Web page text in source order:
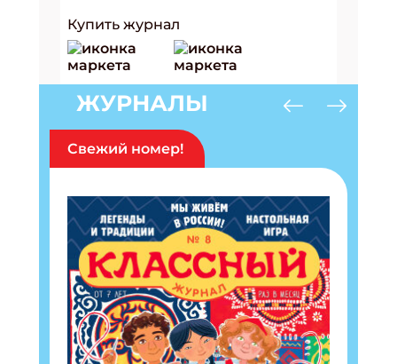
Купить журнал
ЖУРНАЛЫ
Свежий номер!